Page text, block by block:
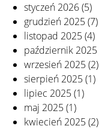
styczeń 2026(5)
grudzień 2025(7)
listopad 2025(4)
październik 2025
wrzesień 2025(2)
sierpień 2025(1)
lipiec 2025(1)
maj 2025(1)
kwiecień 2025(2)